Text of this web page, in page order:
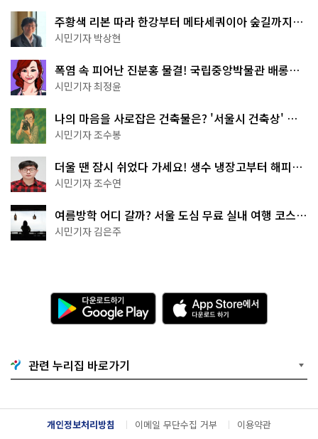
주황색 리본 따라 한강부터 메타세쿼이아 숲길까지…
서울둘레길 15코스
시민기자 박상현
폭염 속 피어난 진분홍 물결! 국립중앙박물관 배롱나
무 명소
시민기자 최정윤
나의 마음을 사로잡은 건축물은? '서울시 건축상' 수
상작 공개!
시민기자 조수봉
더울 땐 잠시 쉬었다 가세요! 생수 냉장고부터 해피소
·무더위쉼터까지
시민기자 조수연
여름방학 어디 갈까? 서울 도심 무료 실내 여행 코스
추천
시민기자 김은주
다
운
로
기
G
o
g
l
e
A
p
p
e
서
다
운
관련 누리집 바로가기
개인정보처리방침 이메일 무단수집 거부
이용약관